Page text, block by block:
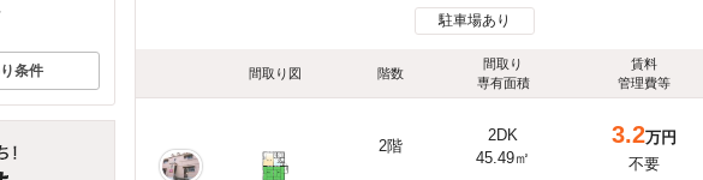
条件
駐車場あり
間取り図 階数
間取り
専有面積
賃料
管理費等
2階
2DK
45.49㎡
3.2万円
不要